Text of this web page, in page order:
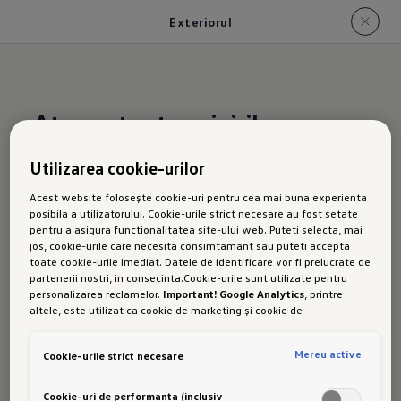
Exteriorul
Atrage toate privirile
Noul Golf Variant:
Exteriorul
Golf Variant este mașina ideală dacă îți dorești
sentimentul Golf.Logoul Volkswagen luminos,
Utilizarea cookie-urilor
Acest website folosește cookie-uri pentru cea mai buna experienta
posibila a utilizatorului. Cookie-urile strict necesare au fost setate
pentru a asigura functionalitatea site-ului web. Puteti selecta, mai
jos, cookie-urile care necesita consimtamant sau puteti accepta
toate cookie-urile imediat. Datele de identificare vor fi prelucrate de
partenerii nostri, in consecinta.Cookie-urile sunt utilizate pentru
personalizarea reclamelor. Important! Google Analytics, printre
altele, este utilizat ca cookie de marketing și cookie de
protectie a datelor decat Uniunea Europeana. Prin urmare, nu poate
date datorita legislatiei actuale. Ca urmare, interferenta cu
Cookie-urile strict necesare Mereu active
Cookie-uri de performanta (inclusiv